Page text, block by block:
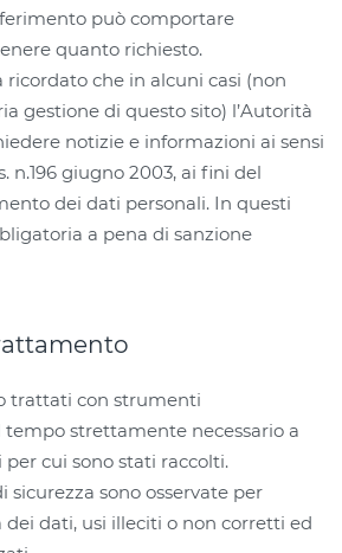
può comportare
quanto richiesto.
ricordato che in alcuni casi (non
gestione di questo sito) l’Autorità
notizie e informazioni ai sensi
n.196 giugno 2003, ai fini del
dei dati personali. In questi
a pena di sanzione
trattati con strumenti
strettamente necessario a
cui sono stati raccolti.
sicurezza sono osservate per
dati, usi illeciti o non corretti ed